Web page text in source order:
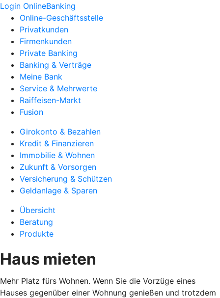
Login OnlineBanking
Online-Geschäftsstelle
Privatkunden
Firmenkunden
Private Banking
Banking & Verträge
Meine Bank
Service & Mehrwerte
Raiffeisen-Markt
Fusion
Girokonto & Bezahlen
Kredit & Finanzieren
Immobilie & Wohnen
Zukunft & Vorsorgen
Versicherung & Schützen
Geldanlage & Sparen
Übersicht
Beratung
Produkte
Haus mieten
Mehr Platz fürs Wohnen. Wenn Sie die Vorzüge eines
Hauses gegenüber einer Wohnung genießen und trotzdem